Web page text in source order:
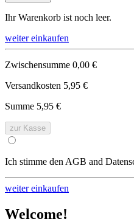
Ihr Warenkorb ist noch leer.
weiter einkaufen
Zwischensumme 0,00 €
Versandkosten 5,95 €
Summe 5,95 €
zur Kasse
Ich stimme den AGB and
weiter einkaufen
Welcome!